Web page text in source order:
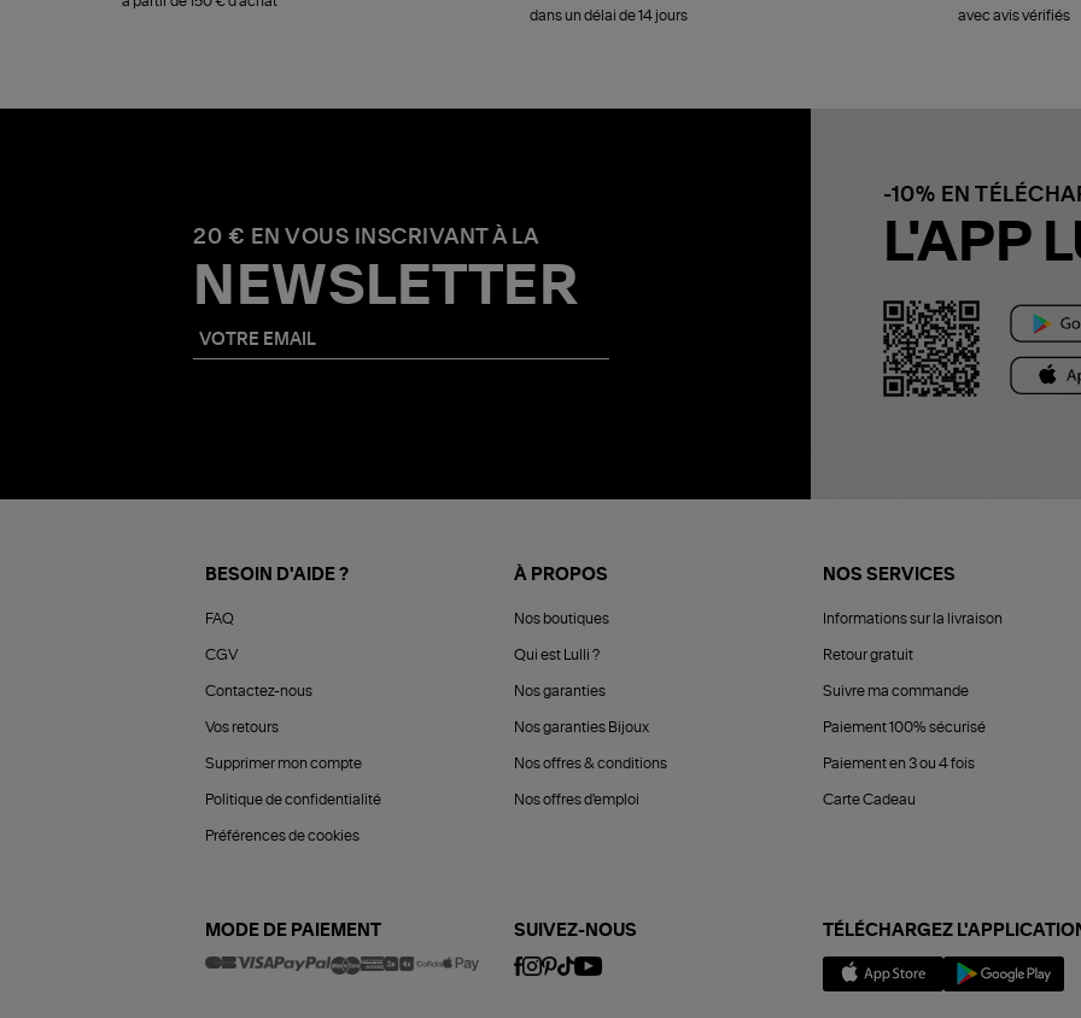
dans un délai de 14 jours
avec avis vérifiés
20 € EN VOUS INSCRIVANT À LA
NEWSLETTER
-10% EN
L'APP
BESOIN D'AIDE ?
FAQ
CGV
Contactez-nous
Vos retours
Supprimer mon compte
Politique de confidentialité
Préférences de cookies
À PROPOS
Nos boutiques
Qui est Lulli ?
Nos garanties
Nos garanties Bijoux
Nos offres & conditions
Nos offres d'emploi
NOS SERVICES
Informations sur la livraison
Retour gratuit
Suivre ma commande
Paiement 100% sécurisé
Paiement en 3 ou 4 fois
Carte Cadeau
MODE DE PAIEMENT SUIVEZ-NOUS TÉLÉCHARGEZ